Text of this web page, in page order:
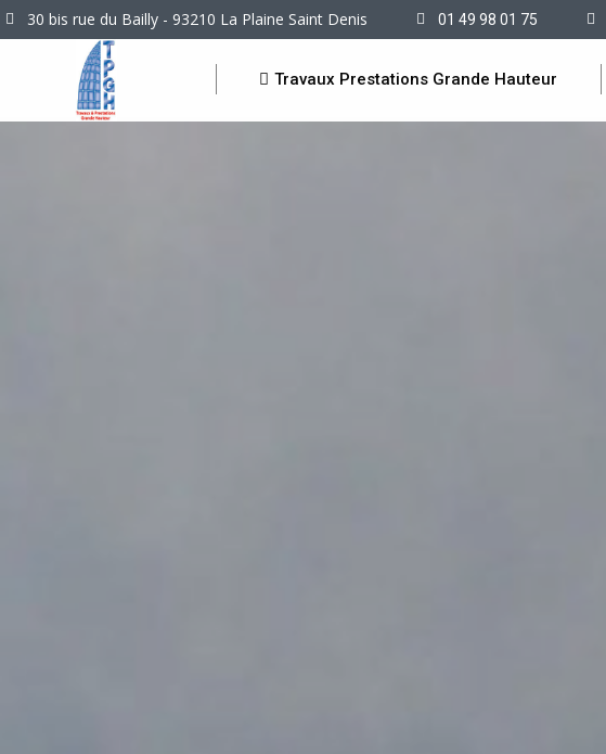
30 bis rue du Bailly - 93210 La Plaine Saint Denis 01 49 98 01 75
Travaux Prestations Grande Hauteur